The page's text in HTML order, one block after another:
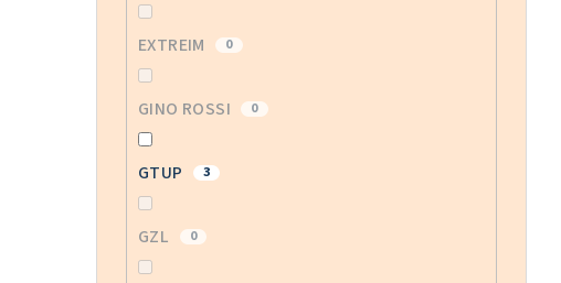
EXTREIM 0
GINO ROSSI 0
GTUP 3
GZL 0